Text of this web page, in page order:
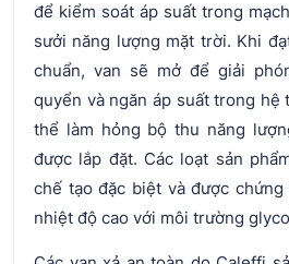
để kiểm soát áp suất trong
sưởi năng lượng mặt trời. Khi
chuẩn, van sẽ mở để giải
quyển và ngăn áp suất trong hệ
thể làm hỏng bộ thu năng
được lắp đặt. Các loạt sản
chế tạo đặc biệt và được
nhiệt độ cao với môi trường